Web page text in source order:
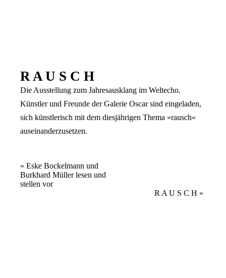
R A U S C H
Die Ausstellung zum Jahresausklang im Weltecho.
Künstler und Freunde der Galerie Oscar sind eingeladen,
sich künstlerisch mit dem diesjährigen Thema »rausch«
auseinanderzusetzen.
Veranstaltung
Navigation
« Eske Bockelmann und
Burkhard Müller lesen und
stellen vor
R A U S C H »